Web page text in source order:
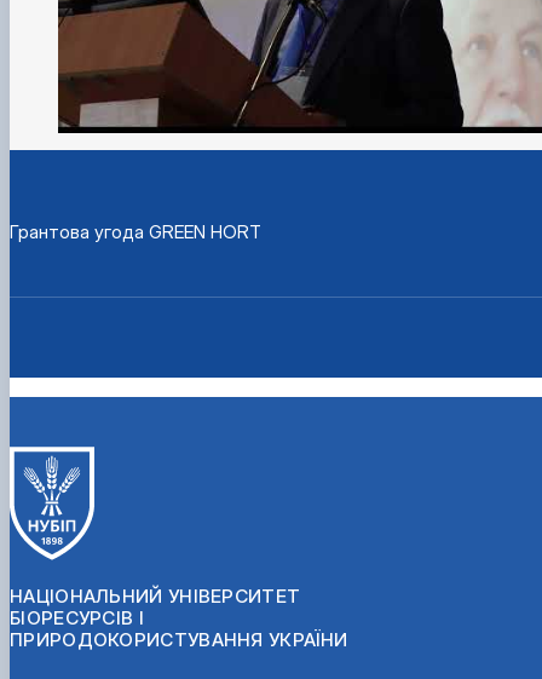
Грантова угода GREEN HORT
НАЦІОНАЛЬНИЙ УНІВЕРСИТЕТ
БІОРЕСУРСІВ І
ПРИРОДОКОРИСТУВАННЯ УКРАЇНИ